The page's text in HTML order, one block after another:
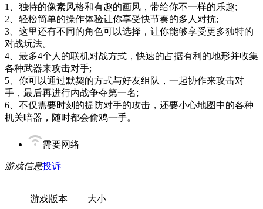
1、独特的像素风格和有趣的画风，带给你不一样的乐趣;
2、轻松简单的操作体验让你享受快节奏的多人对抗;
3、这里还有不同的角色可以选择，让你能够享受更多独特的
对战玩法。
4、最多4个人的联机对战方式，快速的占据有利的地形并收集
各种武器来攻击对手;
5、你可以通过默契的方式与好友组队，一起协作来攻击对
手，最后再进行内战争夺第一名;
6、不仅需要时刻的提防对手的攻击，还要小心地图中的各种
机关暗器，随时都会偷鸡一手。
需要网络
游戏信息投诉
游戏版本 大小